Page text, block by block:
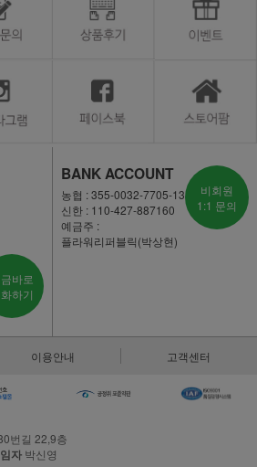
바로
하기
BANK ACCOUNT
농협 : 355-0032-7705-13
신한 : 110-427-887160
예금주 :
플라워리퍼블릭(박상현)
비회원
1:1 문의
이용안내 고객센터
번길 22,9층
자 박신영